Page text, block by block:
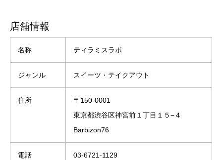
店舗情報
名称 ティラミスラボ
ジャンル スイーツ・テイクアウト
住所
〒150-0001
東京都渋谷区神宮前１丁目１５−４
Barbizon76
電話 03-6721-1129